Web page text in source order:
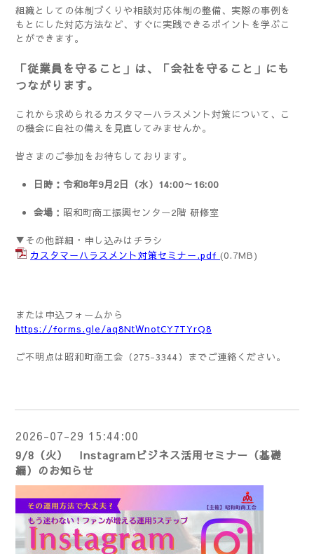
組織としての体制づくりや相談対応体制の整備、実際の事例を
もとにした対応方法など、すぐに実践できるポイントを学ぶこ
とができます。
「従業員を守ること」は、「会社を守ること」にも
つながります。
これから求められるカスタマーハラスメント対策について、こ
の機会に自社の備えを見直してみませんか。
皆さまのご参加をお待ちしております。
日時：令和8年9月2日（水）14:00～16:00
会場 ：昭和町商工振興センター2階 研修室
▼その他詳細・申し込みはチラシ
カスタマーハラスメント対策セミナー.pdf (0.7MB)
または申込フォームから
https://forms.gle/aq8NtWnotCY7TYrQ8
ご不明点は昭和町商工会（275-3344）までご連絡ください。
2026-07-29 15:44:00
9/8（火） Instagramビジネス活用セミナー（基礎
編）のお知らせ